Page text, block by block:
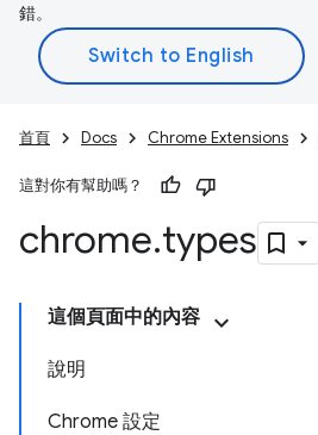
錯。
首頁 Docs Chrome Extensions
這對你有幫助嗎？
chrome.types
這個頁面中的內容
說明
Chrome 設定